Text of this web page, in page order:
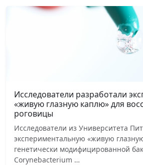
Исследователи разработали
«живую глазную каплю» для
роговицы
Исследователи из Университета
экспериментальную «живую
генетически модифицированной
Corynebacterium …